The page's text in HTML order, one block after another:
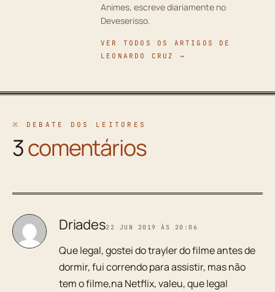
Animes, escreve diariamente no
Deveserisso.
VER TODOS OS ARTIGOS DE
LEONARDO CRUZ →
※ DEBATE DOS LEITORES
3comentários
Driades22 JUN 2019 ÀS 20:06
Que legal, gostei do trayler do filme antes de
dormir, fui correndo para assistir, mas não
tem o filme,na Netflix, valeu, que legal